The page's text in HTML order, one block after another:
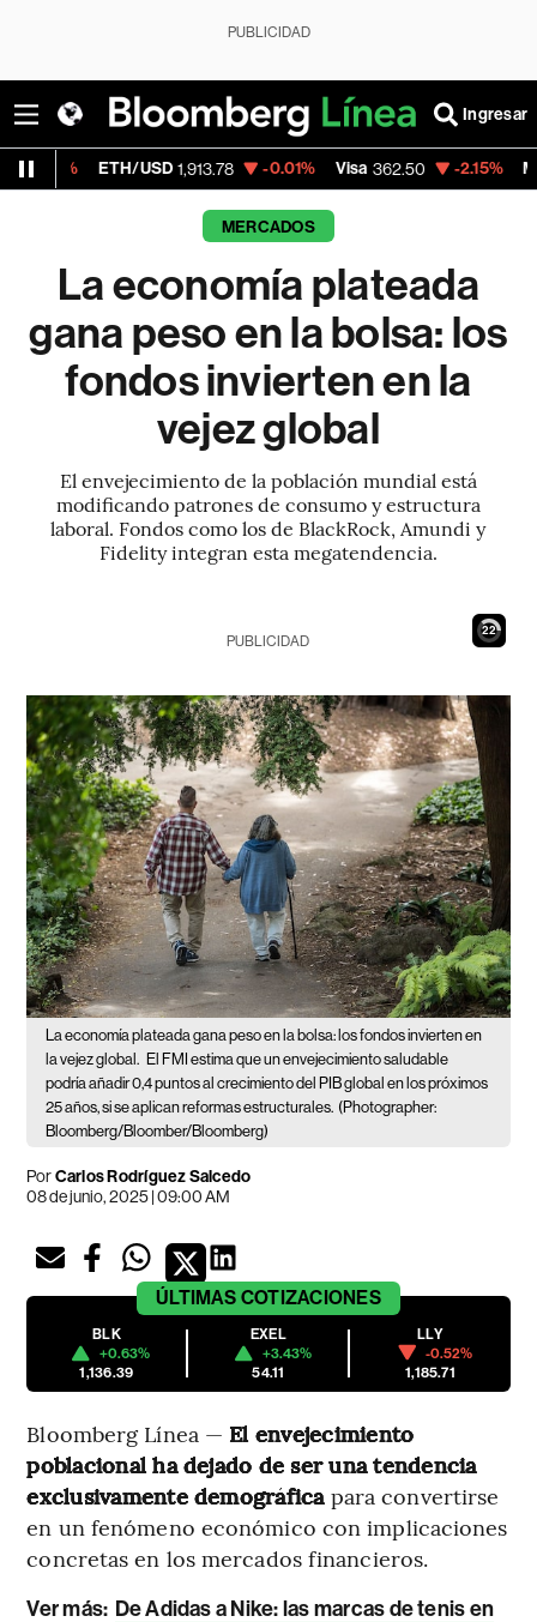
PUBLICIDAD
Ingresar
1,913.78 -0.01% Visa 362.50 -2.15% MercadoLibre
MERCADOS
La economía plateada
gana peso en la bolsa: los
fondos invierten en la
vejez global
El envejecimiento de la población mundial está
modificando patrones de consumo y estructura
laboral. Fondos como los de BlackRock, Amundi y
Fidelity integran esta megatendencia.
21
PUBLICIDAD
La economía plateada gana peso en la bolsa: los fondos invierten en
la vejez global. El FMI estima que un envejecimiento saludable
podría añadir 0,4 puntos al crecimiento del PIB global en los próximos
25 años, si se aplican reformas estructurales. (Photographer:
Bloomberg/Bloomber/Bloomberg)
PorCarlos Rodríguez Salcedo
08 de junio, 2025 | 09:00 AM
ÚLTIMAS COTIZACIONES
BLK
+0.63%
1,136.39
EXEL
+3.43%
54.11
LLY
-0.52%
1,185.71
Bloomberg Línea — El envejecimiento
poblacional ha dejado de ser una tendencia
exclusivamente demográficapara convertirse
en un fenómeno económico con implicaciones
concretas en los mercados financieros.
Ver más: De Adidas a Nike: las marcas de tenis en